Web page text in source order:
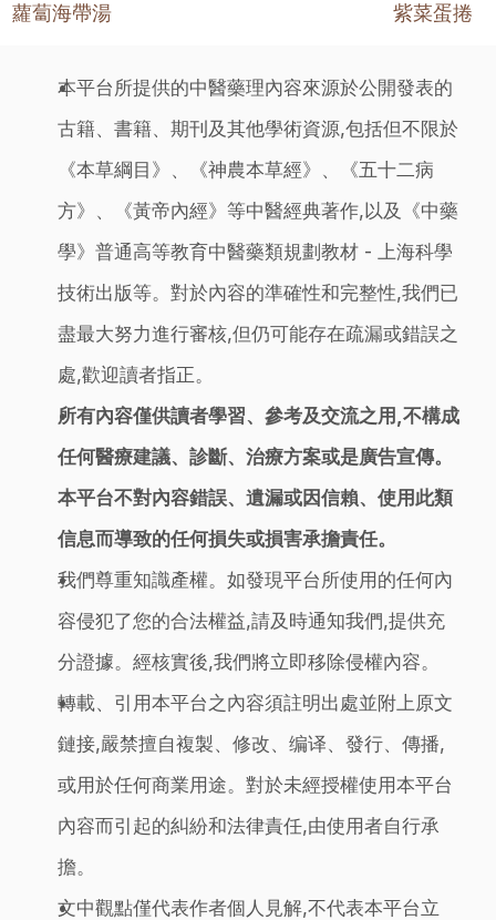
蘿蔔海帶湯
紫菜蛋捲
本平台所提供的中醫藥理內容來源於公開發表的
古籍、書籍、期刊及其他學術資源,包括但不限於
《本草綱目》、《神農本草經》、《五十二病
方》、《黃帝內經》等中醫經典著作,以及《中藥
學》普通高等教育中醫藥類規劃教材 - 上海科學
技術出版等。對於內容的準確性和完整性,我們已
盡最大努力進行審核,但仍可能存在疏漏或錯誤之
處,歡迎讀者指正。
所有內容僅供讀者學習、參考及交流之用,不構成
任何醫療建議、診斷、治療方案或是廣告宣傳。
本平台不對內容錯誤、遺漏或因信賴、使用此類
信息而導致的任何損失或損害承擔責任。
我們尊重知識產權。如發現平台所使用的任何內
容侵犯了您的合法權益,請及時通知我們,提供充
分證據。經核實後,我們將立即移除侵權內容。
轉載、引用本平台之內容須註明出處並附上原文
鏈接,嚴禁擅自複製、修改、编译、發行、傳播,
或用於任何商業用途。對於未經授權使用本平台
內容而引起的糾紛和法律責任,由使用者自行承
擔。
文中觀點僅代表作者個人見解,不代表本平台立